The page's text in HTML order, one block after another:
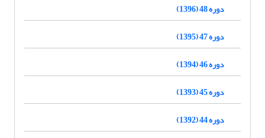
دوره 48 (1396)
دوره 47 (1395)
دوره 46 (1394)
دوره 45 (1393)
دوره 44 (1392)